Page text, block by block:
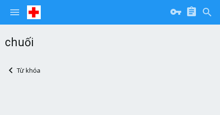
chuối
Từ khóa